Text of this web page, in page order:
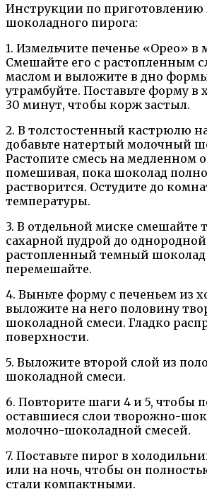
Инструкции по приготовлению
шоколадного пирога:
1. Измельчите печенье «Орео»
Смешайте его с растопленным
маслом и выложите в дно
утрамбуйте. Поставьте форму в
30 минут, чтобы корж застыл.
2. В толстостенный кастрюлю
добавьте натертый молочный
Растопите смесь на медленном
помешивая, пока шоколад
растворится. Остудите до
температуры.
3. В отдельной миске смешайте
сахарной пудрой до
растопленный темный
перемешайте.
4. Выньте форму с печеньем из
выложите на него половину
шоколадной смеси. Гладко
поверхности.
5. Выложите второй слой из
шоколадной смеси.
6. Повторите шаги 4 и 5, чтобы
оставшиеся слои творожно-
молочно-шоколадной смесей.
7. Поставьте пирог в
или на ночь, чтобы он
стали компактными.